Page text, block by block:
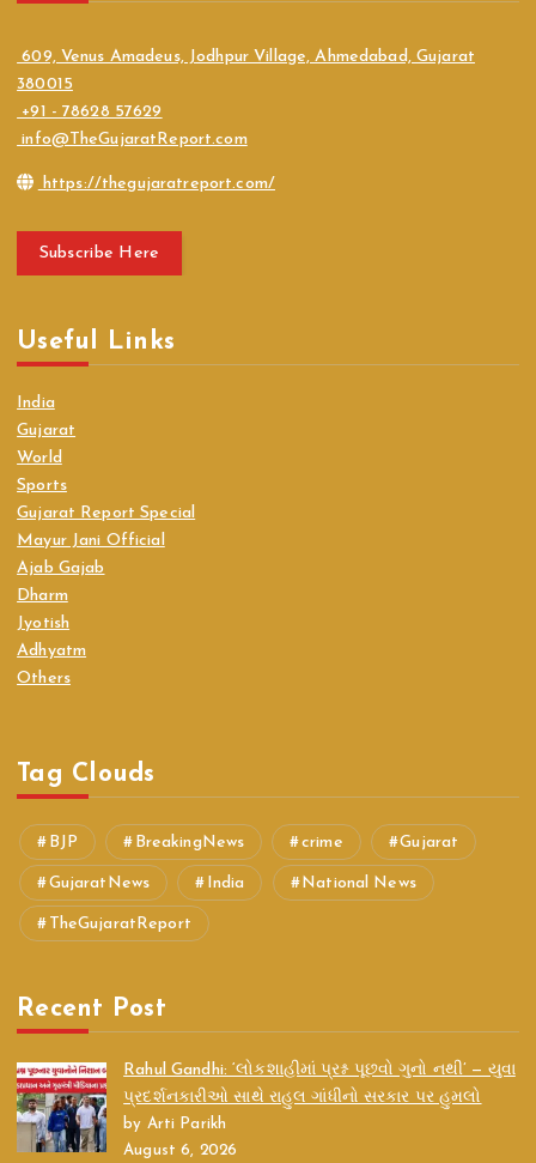
609, Venus Amadeus, Jodhpur Village, Ahmedabad, Gujarat
380015
+91 - 78628 57629
info@TheGujaratReport.com
https://thegujaratreport.com/
Subscribe Here
Useful Links
India
Gujarat
World
Sports
Gujarat Report Special
Mayur Jani Official
Ajab Gajab
Dharm
Jyotish
Adhyatm
Others
Tag Clouds
BJP BreakingNews crime Gujarat
GujaratNews India National News
TheGujaratReport
Recent Post
Rahul Gandhi: ‘લોકશાહીમાં પ્રશ્ન પૂછવો ગુનો નથી’ — યુવા
પ્રદર્શનકારીઓ સાથે રાહુલ ગાંધીનો સરકાર પર હુમલો
by Arti Parikh
August 6, 2026